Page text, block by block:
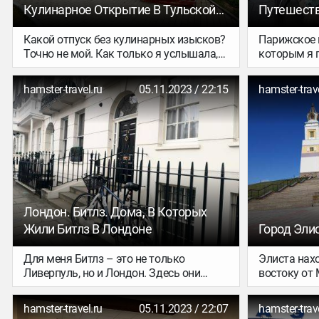
Кулинарное Открытие В Тульской
Области!
Какой отпуск без кулинарных изысков?
Точно не мой. Как только я услышала,
что неподалеку от турбазы «Республика
Поленово» есть фермерский ресторан, о
котором исключительно восторженные
отзывы, сразу запланировала визит.
Парижское
которым я
начала
снаружи
центре, на
думаю, что
Внутри –
обычные,
указатели…
hamster-travel.ru 05.11.2023 / 22:15
Лондон. Битлз. Дома, В Которых
Жили Битлз В Лондоне
Для меня Битлз – это не только
Ливерпуль, но и Лондон. Здесь они
жили, творили, здесь они женились и
разводились, здесь появлялись на свет
их дети. Здесь группа переживала свои
hamster-
Город
Элиста
востоку
менее двух
дешевых.
обходными
hamster-travel.ru 05.11.2023 / 22:07 hamster-